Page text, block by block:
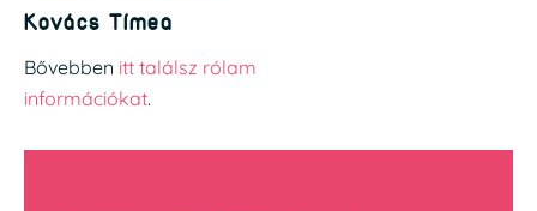
Kovács Tímea
Bővebben itt találsz rólam
információkat.